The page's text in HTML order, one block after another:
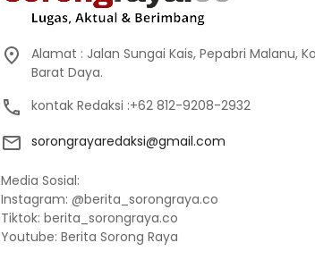
Alamat : Jalan Sungai Kais, Pepabri Malanu,
Barat Daya.
kontak Redaksi :+62 812-9208-2932
sorongrayaredaksi@gmail.com
Media Sosial:
Instagram: @berita_sorongraya.co
Tiktok: berita_sorongraya.co
Youtube: Berita Sorong Raya